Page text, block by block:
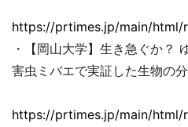
https://prtimes.jp/main/
・【岡山大学】生き急ぐか？
害虫ミバエで実証した生物の
https://prtimes.jp/main/